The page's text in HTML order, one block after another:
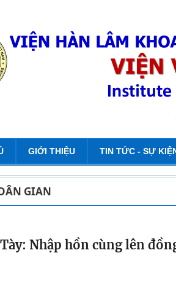
GIỚI THIỆU TIN TỨC - SỰ
GIAN
Nhập hồn cùng lên